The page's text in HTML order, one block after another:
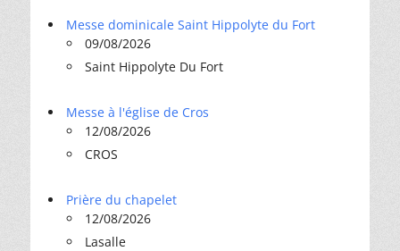
Messe dominicale Saint Hippolyte du Fort
09/08/2026
Saint Hippolyte Du Fort
Messe à l'église de Cros
12/08/2026
CROS
Prière du chapelet
12/08/2026
Lasalle